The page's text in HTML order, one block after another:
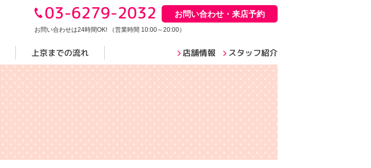
03-6279-2032 お問い合わせ・来店予約
お問い合わせは24時間OK! （営業時間 10:00～20:00）
上京までの流れ 店舗情報 スタッフ紹介